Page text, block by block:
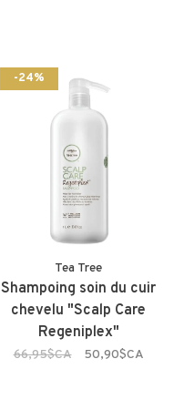
-24%
Tea Tree
Shampoing soin du cuir
chevelu "Scalp Care
Regeniplex"
66,95$CA 50,90$CA